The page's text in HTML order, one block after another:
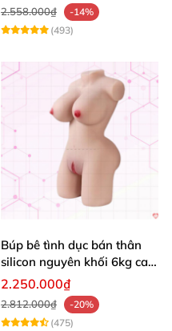
2.558.000₫
-14%
(493)
Búp bê tình dục bán thân
silicon nguyên khối 6kg cao
cấp, mềm mịn, giá siêu tốt
2.250.000₫
2.812.000₫
-20%
(475)